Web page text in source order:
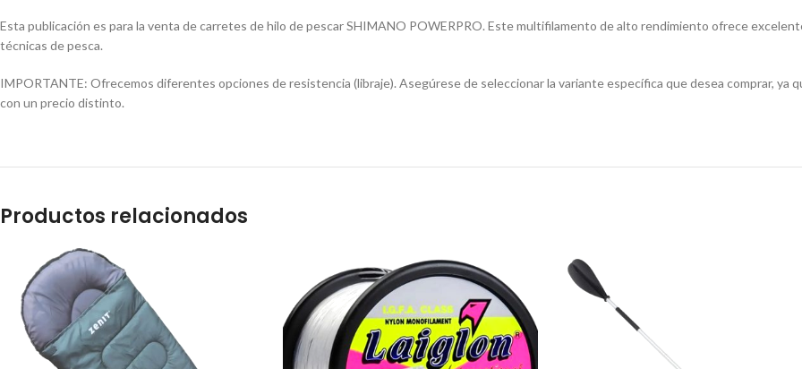
Esta publicación es para la venta de carretes de hilo de pescar SHIMANO POWERPRO. Este multifilamento de alto rendimiento ofrece
técnicas de pesca.
IMPORTANTE: Ofrecemos diferentes opciones de resistencia (libraje). Asegúrese de seleccionar la variante específica que desea comprar, ya
con un precio distinto.
Productos relacionados